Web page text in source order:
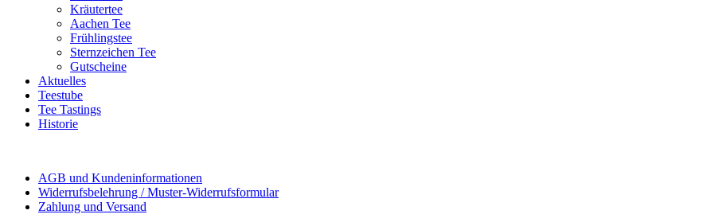
Kräutertee
Aachen Tee
Frühlingstee
Sternzeichen Tee
Gutscheine
Aktuelles
Teestube
Tee Tastings
Historie
AGB und Kundeninformationen
Widerrufsbelehrung / Muster-Widerrufsformular
Zahlung und Versand